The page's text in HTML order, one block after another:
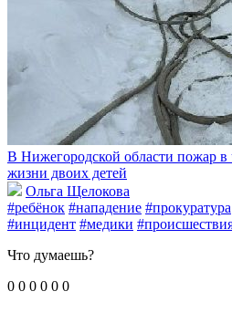
В Нижегородской области пожар в
жизни двоих детей
Ольга Щелокова
#ребёнок #нападение #прокуратура
#инцидент #медики
Что думаешь?
0 0 0 0 0 0